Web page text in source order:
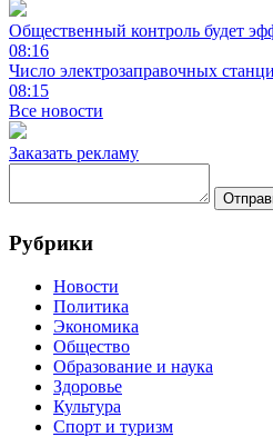
Общественный контроль будет
08:16
Число электрозаправочных
08:15
Все новости
Заказать рекламу
Рубрики
Новости
Политика
Экономика
Общество
Образование и наука
Здоровье
Культура
Спорт и туризм